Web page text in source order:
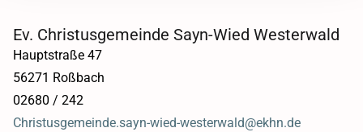
Ev. Christusgemeinde Sayn-Wied Westerwald
Hauptstraße 47
56271 Roßbach
02680 / 242
Christusgemeinde.sayn-wied-westerwald@ekhn.de